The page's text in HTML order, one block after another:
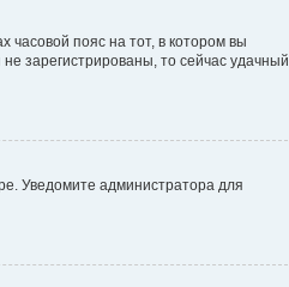
часовой пояс на тот, в котором вы
зарегистрированы, то сейчас удачный
Уведомите администратора для